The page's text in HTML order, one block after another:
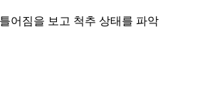
어짐을 보고 척추 상태를 파악